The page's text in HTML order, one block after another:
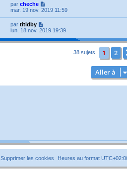
par cheche
mar. 19 nov. 2019 11:59
par titidby
lun. 18 nov. 2019 19:39
38 sujets 1 2
Aller à
Heures au format
Supprimer les cookies